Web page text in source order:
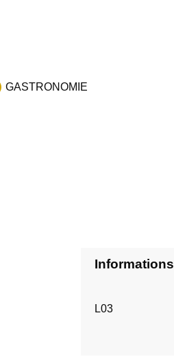
GASTRONOMIE
Informations
L03